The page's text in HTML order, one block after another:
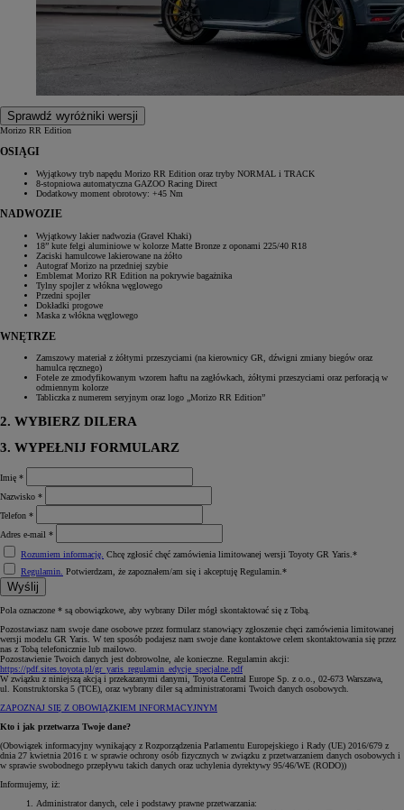
Sprawdź wyróżniki wersji
Morizo RR Edition
OSIĄGI
Wyjątkowy tryb napędu Morizo RR Edition oraz tryby NORMAL i TRACK
8-stopniowa automatyczna GAZOO Racing Direct
Dodatkowy moment obrotowy: +45 Nm
NADWOZIE
Wyjątkowy lakier nadwozia (Gravel Khaki)
18” kute felgi aluminiowe w kolorze Matte Bronze z oponami 225/40 R18
Zaciski hamulcowe lakierowane na żółto
Autograf Morizo na przedniej szybie
Emblemat Morizo RR Edition na pokrywie bagażnika
Tylny spojler z włókna węglowego
Przedni spojler
Dokładki progowe
Maska z włókna węglowego
WNĘTRZE
Zamszowy materiał z żółtymi przeszyciami (na kierownicy GR, dźwigni zmiany biegów oraz
hamulca ręcznego)
Fotele ze zmodyfikowanym wzorem haftu na zagłówkach, żółtymi przeszyciami oraz perforacją w
odmiennym kolorze
Tabliczka z numerem seryjnym oraz logo „Morizo RR Edition”
2. WYBIERZ DILERA
3. WYPEŁNIJ FORMULARZ
Imię *
Nazwisko *
Telefon *
Adres e-mail *
Rozumiem informację. Chcę zgłosić chęć zamówienia limitowanej wersji Toyoty GR Yaris.*
Regulamin. Potwierdzam, że zapoznałem/am się i akceptuję Regulamin.*
Wyślij
Pola oznaczone * są obowiązkowe, aby wybrany Diler mógł skontaktować się z Tobą.
Pozostawiasz nam swoje dane osobowe przez formularz stanowiący zgłoszenie chęci zamówienia limitowanej
wersji modelu GR Yaris. W ten sposób podajesz nam swoje dane kontaktowe celem skontaktowania się przez
nas z Tobą telefonicznie lub mailowo.
Pozostawienie Twoich danych jest dobrowolne, ale konieczne. Regulamin akcji:
https://pdf.sites.toyota.pl/gr_yaris_regulamin_edycje_specjalne.pdf
W związku z niniejszą akcją i przekazanymi danymi, Toyota Central Europe Sp. z o.o., 02-673 Warszawa,
ul. Konstruktorska 5 (TCE), oraz wybrany diler są administratorami Twoich danych osobowych.
ZAPOZNAJ SIĘ Z OBOWIĄZKIEM INFORMACYJNYM
Kto i jak przetwarza Twoje dane?
(Obowiązek informacyjny wynikający z Rozporządzenia Parlamentu Europejskiego i Rady (UE) 2016/679 z
dnia 27 kwietnia 2016 r. w sprawie ochrony osób fizycznych w związku z przetwarzaniem danych osobowych i
w sprawie swobodnego przepływu takich danych oraz uchylenia dyrektywy 95/46/WE (RODO))
Informujemy, iż:
Administrator danych, cele i podstawy prawne przetwarzania: